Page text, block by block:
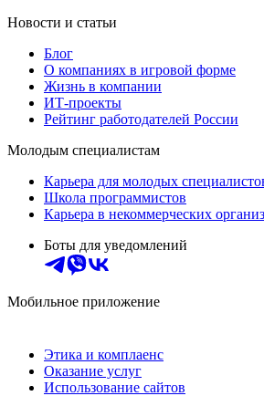
Новости и статьи
Блог
О компаниях в игровой форме
Жизнь в компании
ИТ-проекты
Рейтинг работодателей России
Молодым специалистам
Карьера для молодых
Школа программистов
Карьера в некоммерческих
Боты для уведомлений
Мобильное приложение
Этика и комплаенс
Оказание услуг
Использование сайтов